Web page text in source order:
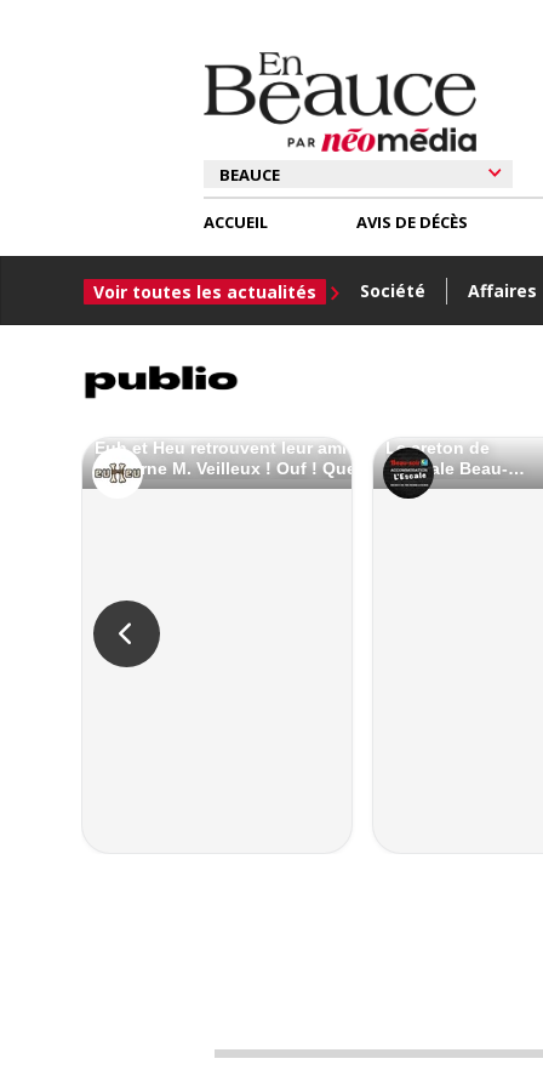
ACCUEIL
Voir toutes les actualités Société Affaires
AVIS DE DÉCÈS